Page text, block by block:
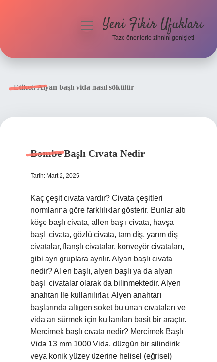
menüyüYeni Fikir Ufukları
Taze önerilerle zihnini genişlet!
Etiket:Alyan başlı vida nasıl sökülür
Bombe Başlı Cıvata Nedir
Tarih: Mart 2, 2025
Kaç çeşit cıvata vardır? Civata çeşitleri
normlarına göre farklılıklar gösterir. Bunlar altı
köşe başlı civata, allen başlı civata, havşa
başlı civata, gözlü civata, tam diş, yarım diş
civatalar, flanşlı civatalar, konveyör civataları,
gibi ayrı gruplara ayrılır. Alyan başlı cıvata
nedir? Allen başlı, alyen başlı ya da alyan
başlı civatalar olarak da bilinmektedir. Alyen
anahtarı ile kullanılırlar. Alyen anahtarı
başlarında altıgen soket bulunan cıvataları ve
vidaları sürmek için kullanılan basit bir araçtır.
Mercimek başlı cıvata nedir? Mercimek Başlı
Vida 13 mm 1000 Vida, düzgün bir silindirik
veya konik yüzey üzerine helisel (eğrisel)